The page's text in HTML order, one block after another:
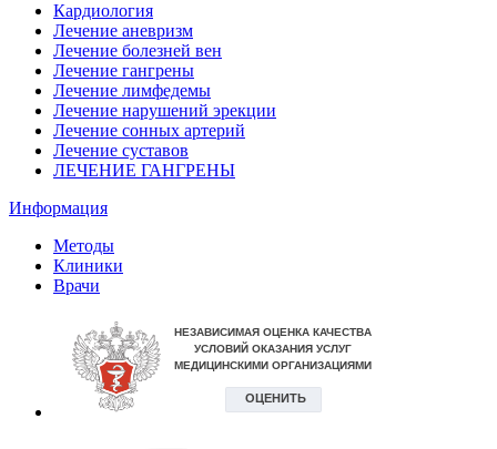
Кардиология
Лечение аневризм
Лечение болезней вен
Лечение гангрены
Лечение лимфедемы
Лечение нарушений эрекции
Лечение сонных артерий
Лечение суставов
ЛЕЧЕНИЕ ГАНГРЕНЫ
Информация
Методы
Клиники
Врачи